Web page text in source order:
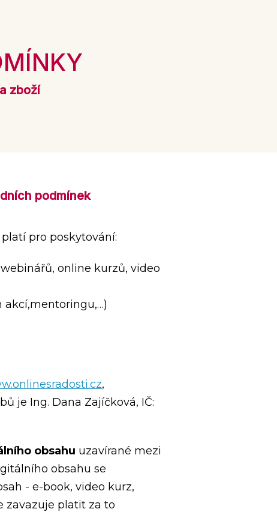
zboží
podmínek
pro poskytování:
online kurzů, video
akcí,mentoringu,…)
,
je Ing. Dana Zajíčková, IČ:
obsahu uzavírané mezi
obsahu se
- e-book, video kurz,
zavazuje platit za to